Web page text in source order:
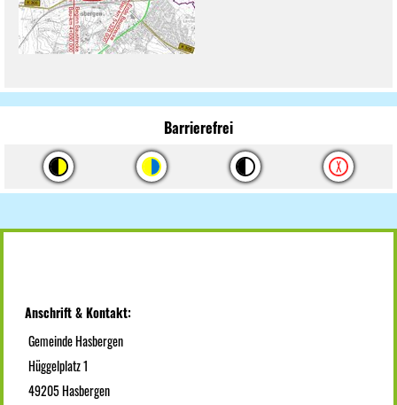
Barrierefrei
Anschrift & Kontakt:
Gemeinde Hasbergen
Hüggelplatz 1
49205 Hasbergen